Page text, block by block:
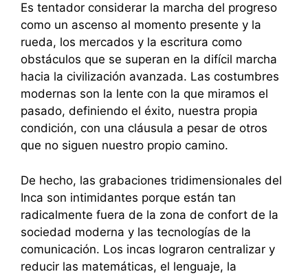
Es tentador considerar la marcha del progreso
como un ascenso al momento presente y la
rueda, los mercados y la escritura como
obstáculos que se superan en la difícil marcha
hacia la civilización avanzada. Las costumbres
modernas son la lente con la que miramos el
pasado, definiendo el éxito, nuestra propia
condición, con una cláusula a pesar de otros
que no siguen nuestro propio camino.
De hecho, las grabaciones tridimensionales del
Inca son intimidantes porque están tan
radicalmente fuera de la zona de confort de la
sociedad moderna y las tecnologías de la
comunicación. Los incas lograron centralizar y
reducir las matemáticas, el lenguaje, la